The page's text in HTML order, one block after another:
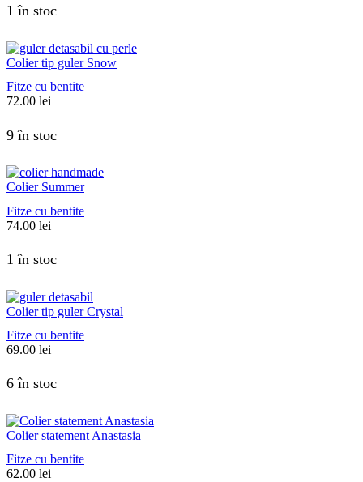
1 în stoc
Colier tip guler Snow
Fitze cu bentite
72.00 lei
9 în stoc
Colier Summer
Fitze cu bentite
74.00 lei
1 în stoc
Colier tip guler Crystal
Fitze cu bentite
69.00 lei
6 în stoc
Colier statement Anastasia
Fitze cu bentite
62.00 lei